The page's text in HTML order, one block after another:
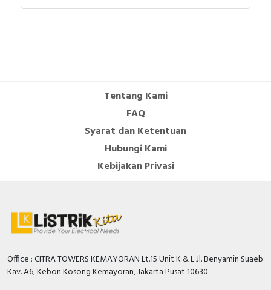
Tentang Kami
FAQ
Syarat dan Ketentuan
Hubungi Kami
Kebijakan Privasi
Office : CITRA TOWERS KEMAYORAN Lt.15 Unit K & L Jl. Benyamin Suaeb
Kav. A6, Kebon Kosong Kemayoran, Jakarta Pusat 10630